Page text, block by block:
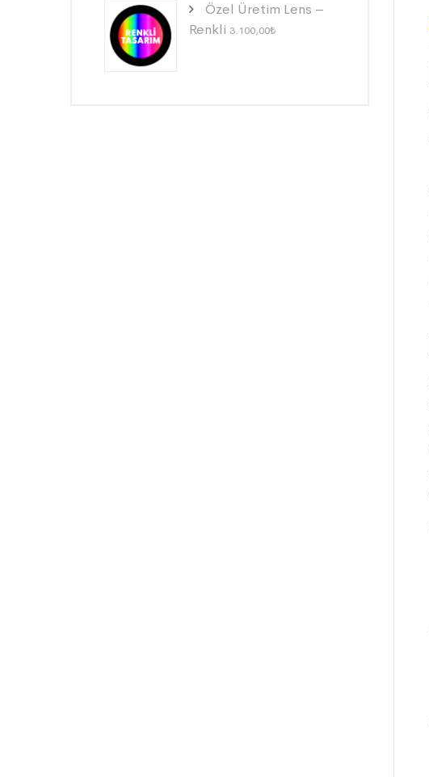
Özel Üretim Lens –
Renkli 3.100,00₺